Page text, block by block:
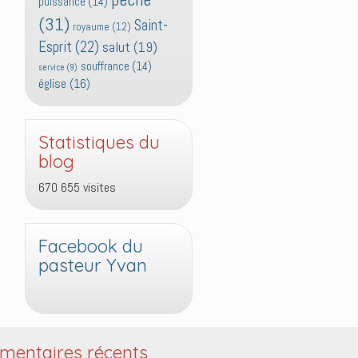
(31) royaume (12) Saint-
Esprit (22) salut (19)
service (9) souffrance (14)
église (16)
Statistiques du
blog
670 655 visites
Facebook du
pasteur Yvan
récents